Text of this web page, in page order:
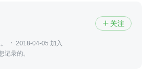
 关注
2018-04-05 加入
记录的。